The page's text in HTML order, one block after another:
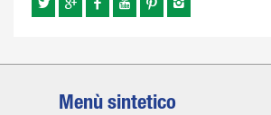
Menù sintetico